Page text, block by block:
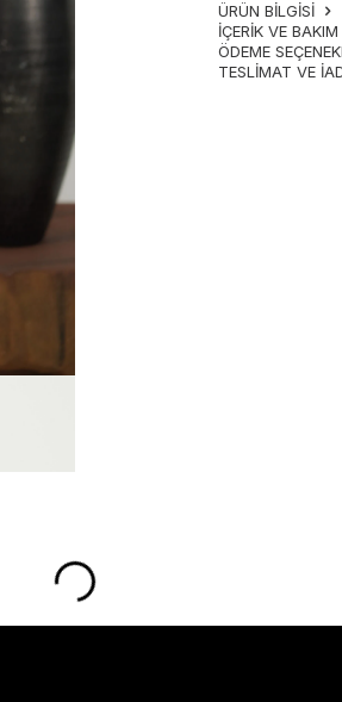
ÜRÜN BİLGİSİ
İÇERIK VE BAKIM
ÖDEME
TESLIMAT VE